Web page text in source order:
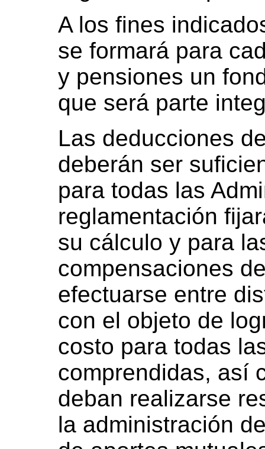
A los fines
se formará para
y pensiones un
que será parte
Las deducciones
deberán ser
para todas las
reglamentación
su cálculo y para
compensaciones
efectuarse entre
con el objeto de
costo para todas
comprendidas, así
deban realizarse
la administración